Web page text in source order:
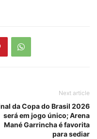
Next article
da Copa do Brasil 2026
será em jogo único; Arena
Mané Garrincha é favorita
para sediar